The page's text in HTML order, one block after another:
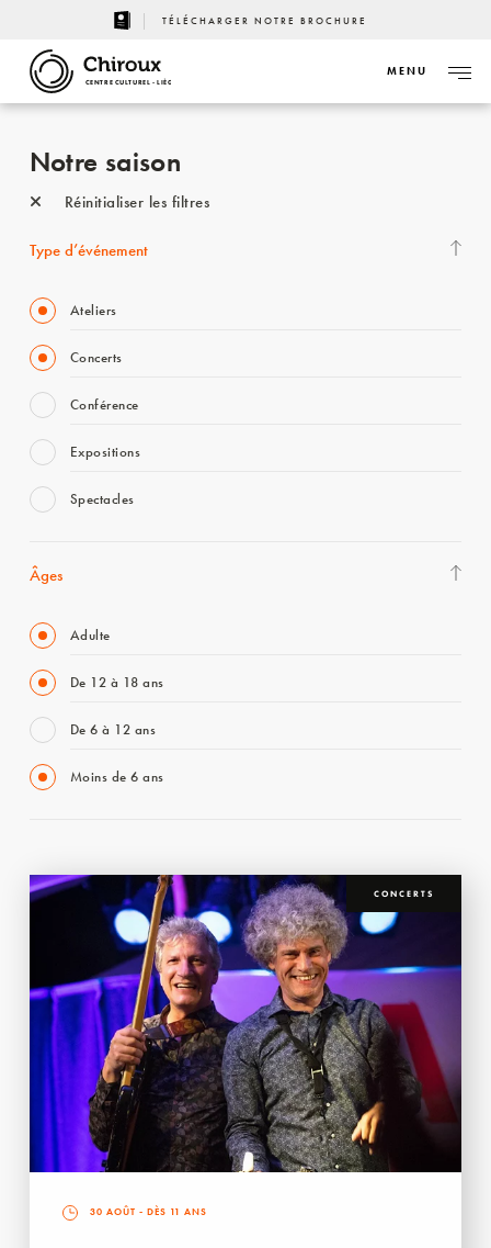
TÉLÉCHARGER NOTRE BROCHURE
CENTRE CULTUREL - LIÈGE
MENU
Notre saison
Réinitialiser les filtres
Type d’événement
Ateliers
Concerts
Conférence
Expositions
Spectacles
Âges
Adulte
De 12 à 18 ans
De 6 à 12 ans
Moins de 6 ans
CONCERTS
30 AOÛT - DÈS 11 ANS